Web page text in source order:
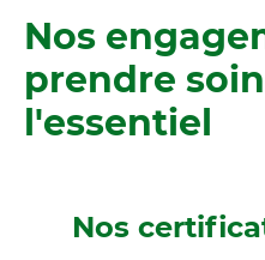
Nos
prendre
l'essentiel
Nos